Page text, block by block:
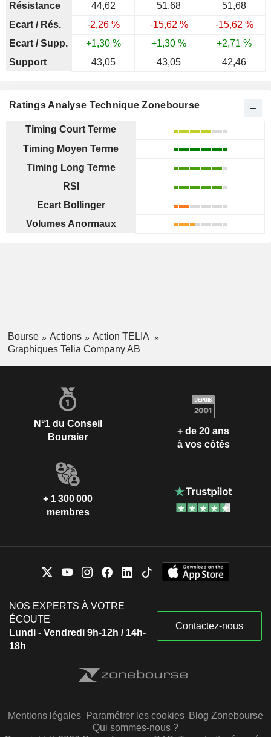
Résistance
44,62 51,68
51,68
Ecart / Rés.
-2,26 % -15,62 %
-15,62 %
Ecart / Supp.
+1,30 % +1,30 %
+2,71 %
Support
43,05 43,05 42,46
Ratings Analyse Technique Zonebourse
Timing Court Terme
Timing Moyen Terme
Timing Long Terme
RSI
Ecart Bollinger
Volumes Anormaux
Bourse Actions
Action TELIA
Graphiques Telia Company AB
N°1 du Conseil
Boursier
+ de 20 ans
à vos côtés
+ 1 300 000
membres
NOS EXPERTS À VOTRE
ÉCOUTE
Lundi - Vendredi 9h-12h / 14h-
18h
Contactez-nous
Mentions légales Paramétrer les cookies Blog Zonebourse
Qui sommes-nous ?